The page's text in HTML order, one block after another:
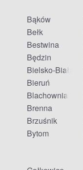
Bąków
Bełk
Bestwina
Będzin
Bielsko-Biała
Bieruń
Blachownia
Brenna
Brzuśnik
Bytom